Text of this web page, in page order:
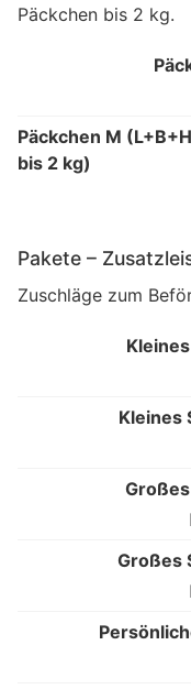
Päckchen bis 2 kg.
Päckchen M
bis 2 kg)
Pakete –
Zuschläge zum
Kleines
Großes